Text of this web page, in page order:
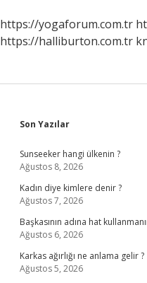
https://yogaforum.com.tr
https://halliburton.com.tr
Sidebar
Son Yazılar
Sunseeker hangi ülkenin ?
Ağustos 8, 2026
Kadın diye kimlere denir ?
Ağustos 7, 2026
Başkasının adına hat
Ağustos 6, 2026
Karkas ağırlığı ne anlama gelir ?
Ağustos 5, 2026